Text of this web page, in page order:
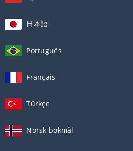
日本語
Português
Français
Türkçe
Norsk bokmål